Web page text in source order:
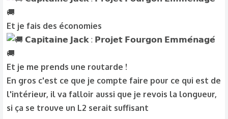
Et je fais des économies
Et je me prends une routarde !
En gros c'est ce que je compte faire pour ce qui est de
l'intérieur, il va falloir aussi que je revois la longueur,
si ça se trouve un L2 serait suffisant